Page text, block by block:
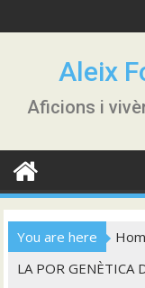
to
Aleix
Aficions i
You are here
LA POR GENÈTICA